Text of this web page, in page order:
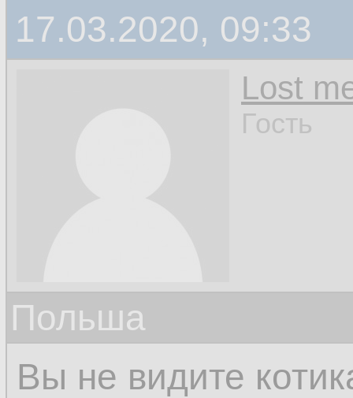
17.03.2020, 09:33
Lost
Гость
Польша
Вы не видите